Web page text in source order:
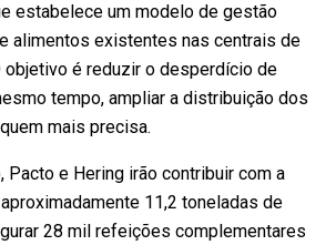
estabelece um modelo de gestão
alimentos existentes nas centrais de
objetivo é reduzir o desperdício de
tempo, ampliar a distribuição dos
mais precisa.
Pacto e Hering irão contribuir com a
11,2 toneladas de
28 mil refeições complementares